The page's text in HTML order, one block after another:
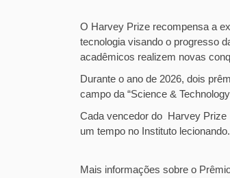
O Harvey Prize recompensa a
tecnologia visando o progresso
acadêmicos realizem novas
Durante o ano de 2026, dois
campo da “Science &
Cada vencedor do Harvey Prize
um tempo no Instituto lecionando.
Mais informações sobre o